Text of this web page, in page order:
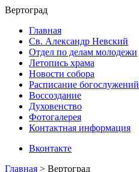
Вертоград
Главная
Св. Александр Невский
Отдел по делам молодежи
Летопись храма
Новости собора
Расписание богослужений
Воссоздание
Духовенство
Фотогалерея
Контактная информация
Вконтакте
Главная > Вертоград